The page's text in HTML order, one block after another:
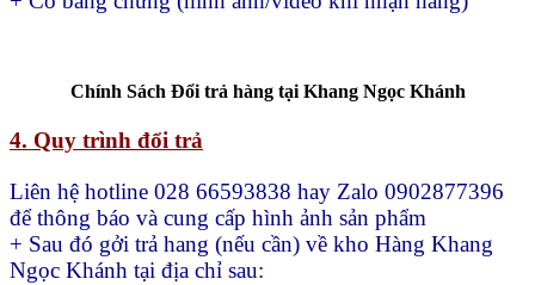
Chính Sách Đổi trả hàng tại Khang Ngọc Khánh
4. Quy trình đổi trả
Liên hệ hotline 028 66593838 hay Zalo 0902877396
để thông báo và cung cấp hình ảnh sản phẩm
+ Sau đó gởi trả hang (nếu cần) về kho Hàng Khang
Ngọc Khánh tại địa chỉ sau: